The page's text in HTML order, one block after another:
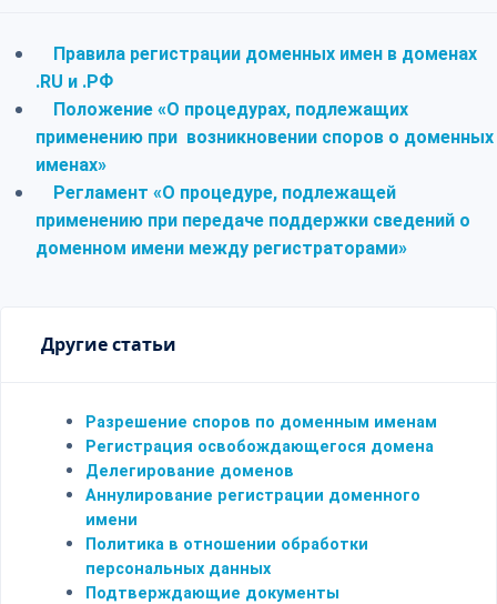
Правила регистрации доменных имен в доменах
.RU и .РФ
Положение «О процедурах, подлежащих
применению при возникновении споров о доменных
именах»
Регламент «О процедуре, подлежащей
применению при передаче поддержки сведений о
доменном имени между регистраторами»
Другие статьи
Разрешение споров по доменным именам
Регистрация освобождающегося домена
Делегирование доменов
Аннулирование регистрации доменного
имени
Политика в отношении обработки
персональных данных
Подтверждающие документы